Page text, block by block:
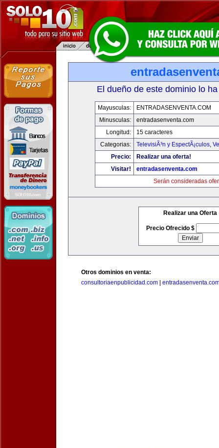
El dueño de este dominio lo
Mayusculas:
ENTRADASENVENTA.COM
Minusculas:
entradasenventa.com
Longitud:
15 caracteres
Categorias:
TelevisiÃ³n y EspectÃ¡culos,
Precio:
Realizar una oferta!
Visitar!
entradasenventa.com
Serán consideradas
Realizar una Oferta
Precio Ofrecido $
Otros dominios en venta:
consultoriaenpublicidad.com